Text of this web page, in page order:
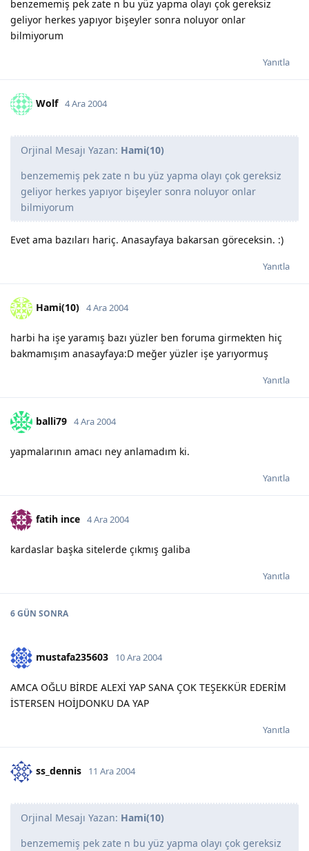
benzememiş pek zate n bu yüz yapma olayı çok gereksiz
geliyor herkes yapıyor bişeyler sonra noluyor onlar
bilmiyorum
Yanıtla
Wolf 4 Ara 2004
Orjinal Mesajı Yazan: Hami(10)
benzememiş pek zate n bu yüz yapma olayı çok gereksiz
geliyor herkes yapıyor bişeyler sonra noluyor onlar
bilmiyorum
Evet ama bazıları hariç. Anasayfaya bakarsan göreceksin. :)
Yanıtla
Hami(10) 4 Ara 2004
harbi ha işe yaramış bazı yüzler ben foruma girmekten hiç
bakmamışım anasayfaya:D meğer yüzler işe yarıyormuş
Yanıtla
balli79 4 Ara 2004
yapmalarının amacı ney anlamadım ki.
Yanıtla
fatih ince 4 Ara 2004
kardaslar başka sitelerde çıkmış galiba
Yanıtla
6 GÜN SONRA
mustafa235603 10 Ara 2004
AMCA OĞLU BİRDE ALEXİ YAP SANA ÇOK TEŞEKKÜR EDERİM
İSTERSEN HOİJDONKU DA YAP
Yanıtla
ss_dennis 11 Ara 2004
Orjinal Mesajı Yazan: Hami(10)
benzememiş pek zate n bu yüz yapma olayı çok gereksiz